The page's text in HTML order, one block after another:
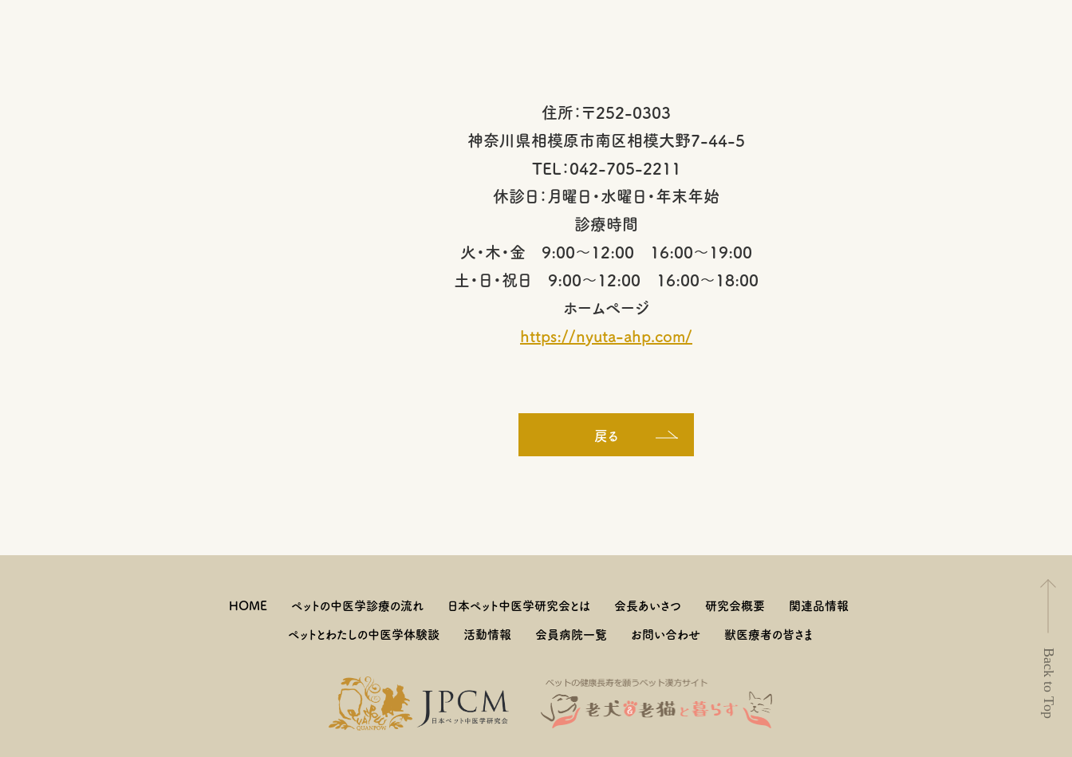
住所：〒252-0303
神奈川県相模原市南区相模大野7-44-5
TEL：042-705-2211
休診日：月曜日・水曜日・年末年始
診療時間
火・木・金 9:00～12:00 16:00～19:00
土・日・祝日 9:00～12:00 16:00～18:00
ホームページ
https://nyuta-ahp.com/
戻る
Back to Top
HOME ペットの中医学診療の流れ 日本ペット中医学研究会とは 会長あいさつ 研究会概要
関連品情報
ペットとわたしの中医学体験談
活動情報 会員病院一覧 お問い合わせ 獣医療者の皆さま